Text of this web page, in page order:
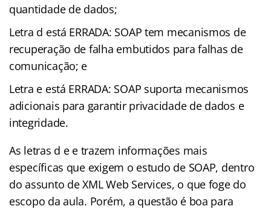
quantidade de dados;
Letra d está ERRADA: SOAP tem mecanismos de
recuperação de falha embutidos para falhas de
comunicação; e
Letra e está ERRADA: SOAP suporta mecanismos
adicionais para garantir privacidade de dados e
integridade.
As letras d e e trazem informações mais
específicas que exigem o estudo de SOAP, dentro
do assunto de XML Web Services, o que foge do
escopo da aula. Porém, a questão é boa para